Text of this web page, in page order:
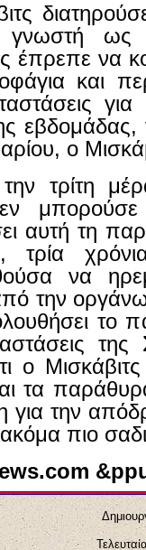
γνωστή
έπρεπε να
και
εβδομάδας,
ο
τρίτη
αυτή τη
τρία
να
την
το
ο
τα
για την
ακόμα πιο